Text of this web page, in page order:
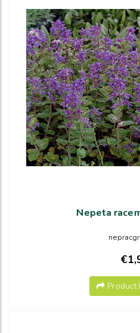
Nepeta
Product